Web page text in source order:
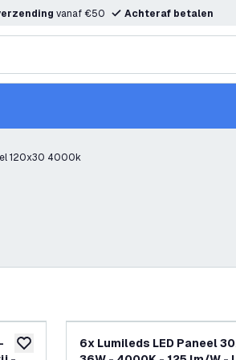
vanaf €50 Achteraf betalen
120x30 4000k
toevoegen aan verlanglijst
6x Lumileds LED Paneel